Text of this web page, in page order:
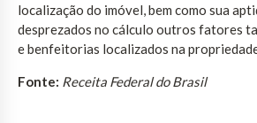
localização do imóvel, bem como sua
desprezados no cálculo outros fatores
e benfeitorias localizados na
Fonte: Receita Federal do Brasil